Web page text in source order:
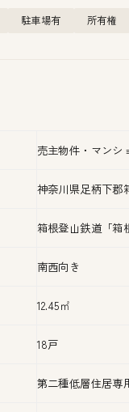
駐車場有 所有権
売主物件・マンシ
神奈川県足柄下郡
箱根登山鉄道「箱
南西向き
12.45㎡
18戸
第二種低層住居専